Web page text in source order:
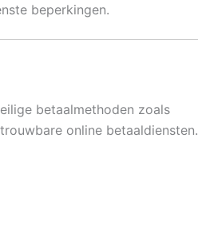
beperkingen.
betaalmethoden zoals
online betaaldiensten.